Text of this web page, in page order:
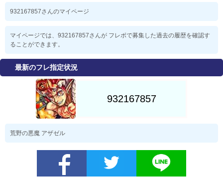
932167857さんのマイページ
マイページでは、932167857さんが フレボで募集した過去の履歴を確認す
ることができます。
最新のフレ指定状況
荒野の悪魔 アザゼル